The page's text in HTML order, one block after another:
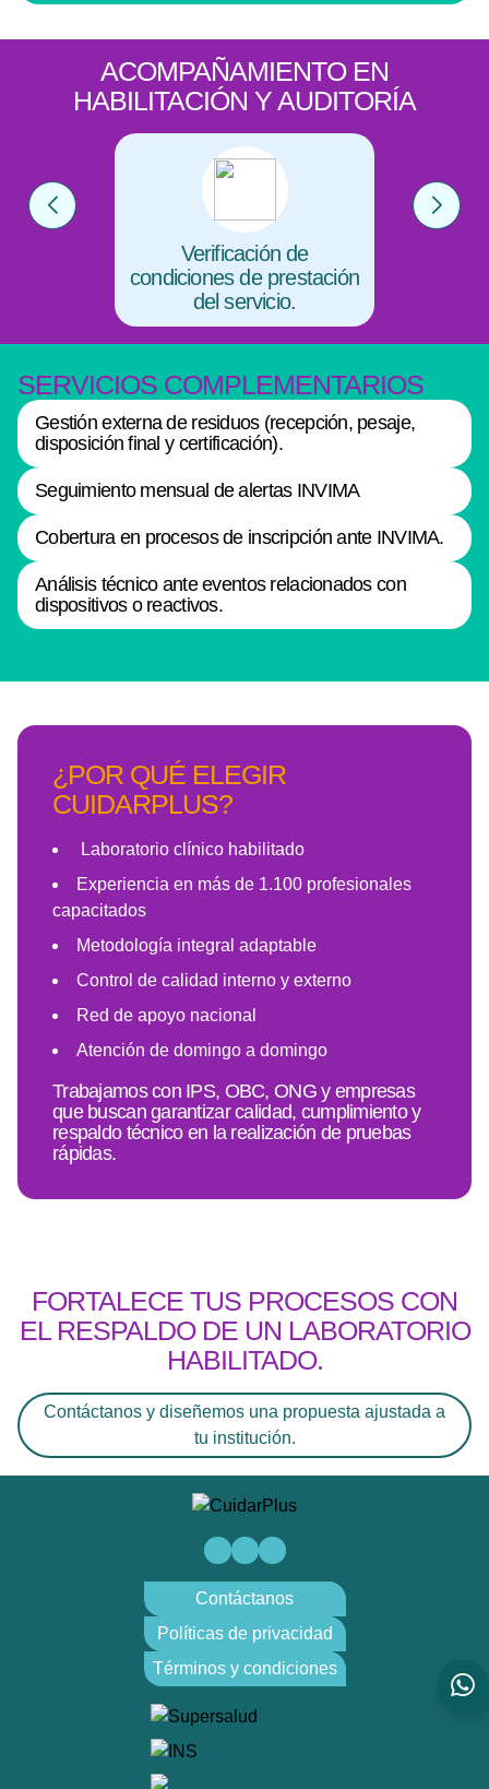
ACOMPAÑAMIENTO EN
HABILITACIÓN Y AUDITORÍA
Verificación de
condiciones de prestación
del servicio.
SERVICIOS COMPLEMENTARIOS
Gestión externa de residuos (recepción, pesaje,
disposición final y certificación).
Seguimiento mensual de alertas INVIMA
Cobertura en procesos de inscripción ante INVIMA.
Análisis técnico ante eventos relacionados con
dispositivos o reactivos.
¿POR QUÉ ELEGIR
CUIDARPLUS?
Laboratorio clínico habilitado
Experiencia en más de 1.100 profesionales
capacitados
Metodología integral adaptable
Control de calidad interno y externo
Red de apoyo nacional
Atención de domingo a domingo
Trabajamos con IPS, OBC, ONG y empresas
que buscan garantizar calidad, cumplimiento y
respaldo técnico en la realización de pruebas
rápidas.
FORTALECE TUS PROCESOS CON
EL RESPALDO DE UN LABORATORIO
HABILITADO.
Contáctanos y diseñemos una propuesta ajustada a
tu institución.
Contáctanos
Políticas de privacidad
Términos y condiciones